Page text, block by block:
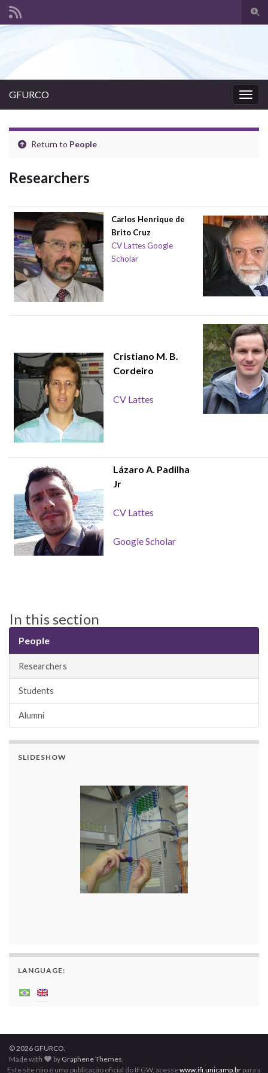
GFURCO
Return to People
Researchers
Carlos Henrique de
Brito Cruz
CV Lattes Google
Scholar
Cristiano M. B.
Cordeiro
CV Lattes
Lázaro A. Padilha
Jr
CV Lattes
Google Scholar
In this section
People
Researchers
Students
Alumni
SLIDESHOW
LANGUAGE:
© 2026 GFURCO.
Made with
by Graphene Themes.
Este site não é uma publicação oficial do IFGW, acessewww.ifi.unicamp.br para a